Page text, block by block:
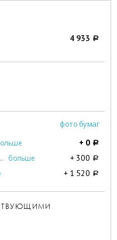
4 933 a
фото бумаг
+ 0 a
больше + 300 a
+ 1 520 a